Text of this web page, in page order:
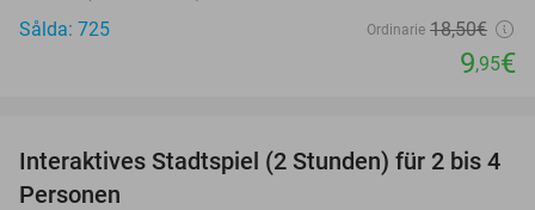
Sålda: 725 Ordinarie 18,50€
9,95€
40%
Interaktives Stadtspiel (2 Stunden) für 2 bis 4
Personen